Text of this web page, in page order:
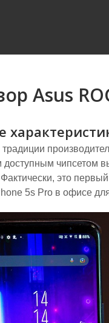
Asus
доступным чипсетом
это
5s Pro в офисе